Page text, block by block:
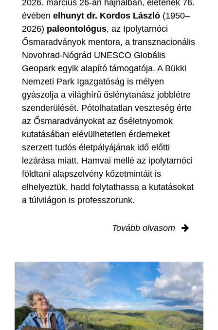
2026. március 26-án hajnalban, életének 76.
évében elhunyt dr. Kordos László (1950–
2026) paleontológus, az Ipolytarnóci
Ősmaradványok mentora, a transznacionális
Novohrad-Nógrád UNESCO Globális
Geopark egyik alapító támogatója. A Bükki
Nemzeti Park Igazgatóság is mélyen
gyászolja a világhírű őslénytanász jobblétre
szenderülését. Pótolhatatlan veszteség érte
az Ősmaradványokat az őséletnyomok
kutatásában elévülhetetlen érdemeket
szerzett tudós életpályájának idő előtti
lezárása miatt. Hamvai mellé az ipolytarnóci
földtani alapszelvény kőzetmintáit is
elhelyeztük, hadd folytathassa a kutatásokat
a túlvilágon is professzorunk.
Tovább olvasom